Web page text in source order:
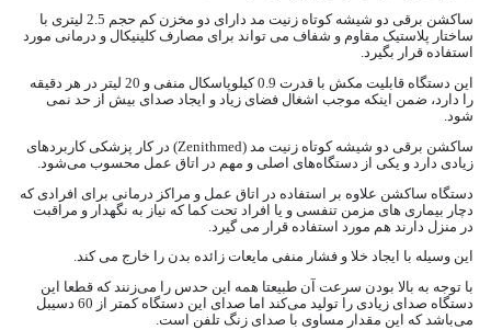
ساکشن برقی دو شیشه کوتاه زنیت مد دارای دو مخزن کم حجم 2.5 لیتری با
ساختار پلاستیک مقاوم و شفاف می تواند برای مصارف کلینیکال و درمانی مورد
استفاده قرار بگیرد.
این دستگاه قابلیت مکش با قدرت 0.9 کیلوپاسکال منفی و 20 لیتر در هر دقیقه
را دارد، ضمن اینکه موجب اشغال فضای زیاد و ایجاد صدای بیش از حد نمی
شود.
ساکشن برقی دو شیشه کوتاه زنیت مد (Zenithmed) در کار پزشکی کاربردهای
زیادی دارد و یکی از دستگاه‌های اصلی و مهم در اتاق عمل محسوب می‌شود.
دستگاه ساکشن علاوه بر استفاده در اتاق عمل و مراکز درمانی برای افرادی که
دچار بیماری های مزمن تنفسی و یا افراد تحت کما که نیاز به نگهدار و مراقبت
در منزل دارند هم مورد استفاده قرار می گیرد.
این وسیله با ایجاد خلا و فشار منفی مایعات زائده بدن را خارج می کند.
با توجه به بالا بودن سرعت آن طبیعتا همه این حدس را می‌زنند که قطعا این
دستگاه صدای زیادی را تولید می‌کند اما صدای این دستگاه کمتر از 60 دسیبل
می‌باشد که این مقدار مساوی با صدای زنگ تلفن است.